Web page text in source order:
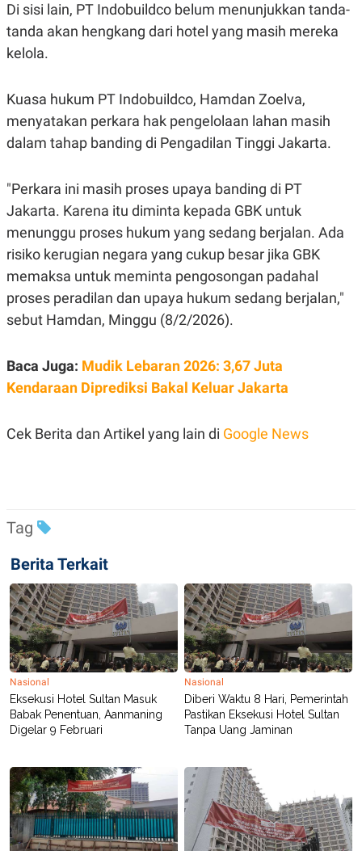
C
A
D
M
E
A
E
D
A
N
N
A
N
C
T
K
I
N
A
E
M
I
E
E
P
A
R
A
D
V
T
S
G
A
I
D
SITEMAPPROFILE
TERM
OF
USE
PEDOMAN
PEMBERITAAN
SIBER
PRIVACY
POLICY
Di sisi lain, PT Indobuildco belum menunjukkan tanda-
tanda akan hengkang dari hotel yang masih mereka
kelola.
Kuasa hukum PT Indobuildco, Hamdan Zoelva,
menyatakan perkara hak pengelolaan lahan masih
dalam tahap banding di Pengadilan Tinggi Jakarta.
"Perkara ini masih proses upaya banding di PT
Jakarta. Karena itu diminta kepada GBK untuk
menunggu proses hukum yang sedang berjalan. Ada
risiko kerugian negara yang cukup besar jika GBK
memaksa untuk meminta pengosongan padahal
proses peradilan dan upaya hukum sedang berjalan,"
sebut Hamdan, Minggu (8/2/2026).
Baca Juga: Mudik Lebaran 2026: 3,67 Juta
Kendaraan Diprediksi Bakal Keluar Jakarta
Cek Berita dan Artikel yang lain di Google News
Tag
Berita Terkait
Nasional
Eksekusi Hotel Sultan Masuk
Babak Penentuan, Aanmaning
Digelar 9 Februari
Nasional
Diberi Waktu 8 Hari, Pemerintah
Pastikan Eksekusi Hotel Sultan
Tanpa Uang Jaminan